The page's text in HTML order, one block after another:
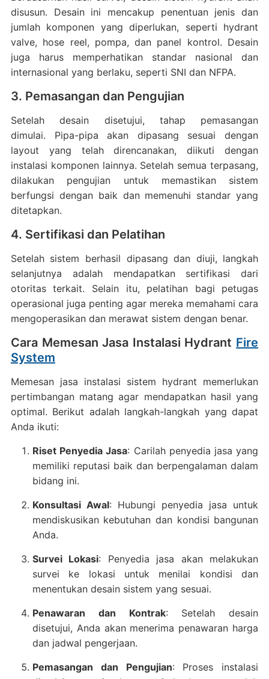
disusun.
Desain ini mencakup penentuan jenis dan
jumlah komponen yang diperlukan, seperti hydrant
valve, hose reel, pompa, dan panel kontrol. Desain
juga harus memperhatikan standar nasional dan
internasional yang berlaku, seperti SNI dan NFPA.
3. Pemasangan dan Pengujian
Setelah desain disetujui, tahap pemasangan
dimulai.
Pipa-pipa akan dipasang sesuai dengan
layout yang telah direncanakan, diikuti dengan
instalasi komponen lainnya. Setelah semua terpasang,
dilakukan pengujian untuk memastikan sistem
berfungsi dengan baik dan memenuhi standar yang
ditetapkan.
4. Sertifikasi dan Pelatihan
Setelah sistem berhasil dipasang dan diuji, langkah
selanjutnya adalah mendapatkan sertifikasi dari
otoritas terkait.
Selain itu, pelatihan bagi petugas
operasional juga penting agar mereka memahami cara
mengoperasikan dan merawat sistem dengan benar.
Cara Memesan Jasa Instalasi Hydrant Fire
System
Memesan jasa instalasi sistem hydrant memerlukan
pertimbangan matang agar mendapatkan hasil yang
optimal. Berikut adalah langkah-langkah yang dapat
Anda ikuti:
Riset Penyedia Jasa: Carilah penyedia jasa yang
memiliki reputasi baik dan berpengalaman dalam
bidang ini.
Konsultasi Awal: Hubungi penyedia jasa untuk
mendiskusikan kebutuhan dan kondisi bangunan
Anda.
Survei Lokasi: Penyedia jasa akan melakukan
survei ke lokasi untuk menilai kondisi dan
menentukan desain sistem yang sesuai.
Penawaran dan Kontrak: Setelah desain
disetujui, Anda akan menerima penawaran harga
dan jadwal pengerjaan.
Pemasangan dan Pengujian: Proses instalasi